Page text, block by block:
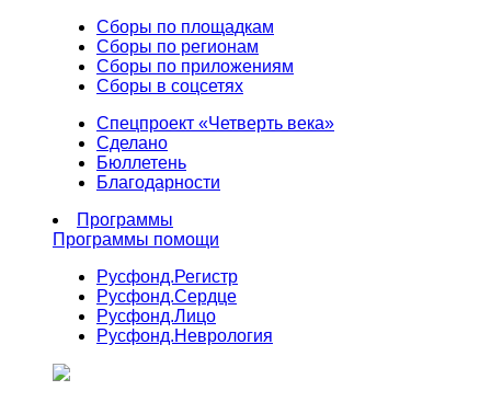
Сборы по площадкам
Сборы по регионам
Сборы по приложениям
Сборы в соцсетях
Спецпроект «Четверть века»
Сделано
Бюллетень
Благодарности
Программы
Программы помощи
Русфонд.Регистр
Русфонд.Сердце
Русфонд.Лицо
Русфонд.Неврология